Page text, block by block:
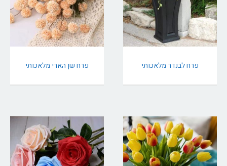
פרח לבנדר מלאכותי פרח שן הארי מלאכותי